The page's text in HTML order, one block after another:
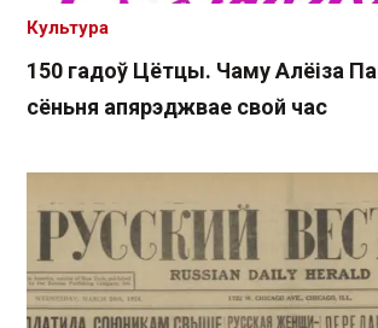
150 гадоў Цётцы. Чаму Алёіза
сёньня апярэджвае свой час
Культура